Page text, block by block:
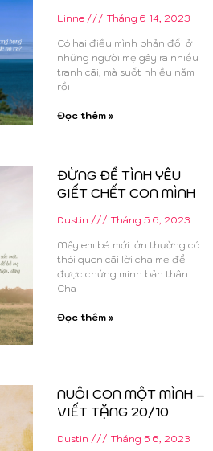
Linne Tháng 6 14, 2023
Có hai điều mình phản đối ở
những người mẹ gây ra nhiều
tranh cãi, mà suốt nhiều năm
rồi
Đọc thêm »
ĐỪNG ĐỂ TÌNH YÊU
GIẾT CHẾT CON MÌNH
Dustin Tháng 5 6, 2023
Mấy em bé mới lớn thường có
thói quen cãi lời cha mẹ để
được chứng minh bản thân.
Cha
Đọc thêm »
NUÔI CON MỘT MÌNH –
VIẾT TẶNG 20/10
Dustin Tháng 5 6, 2023